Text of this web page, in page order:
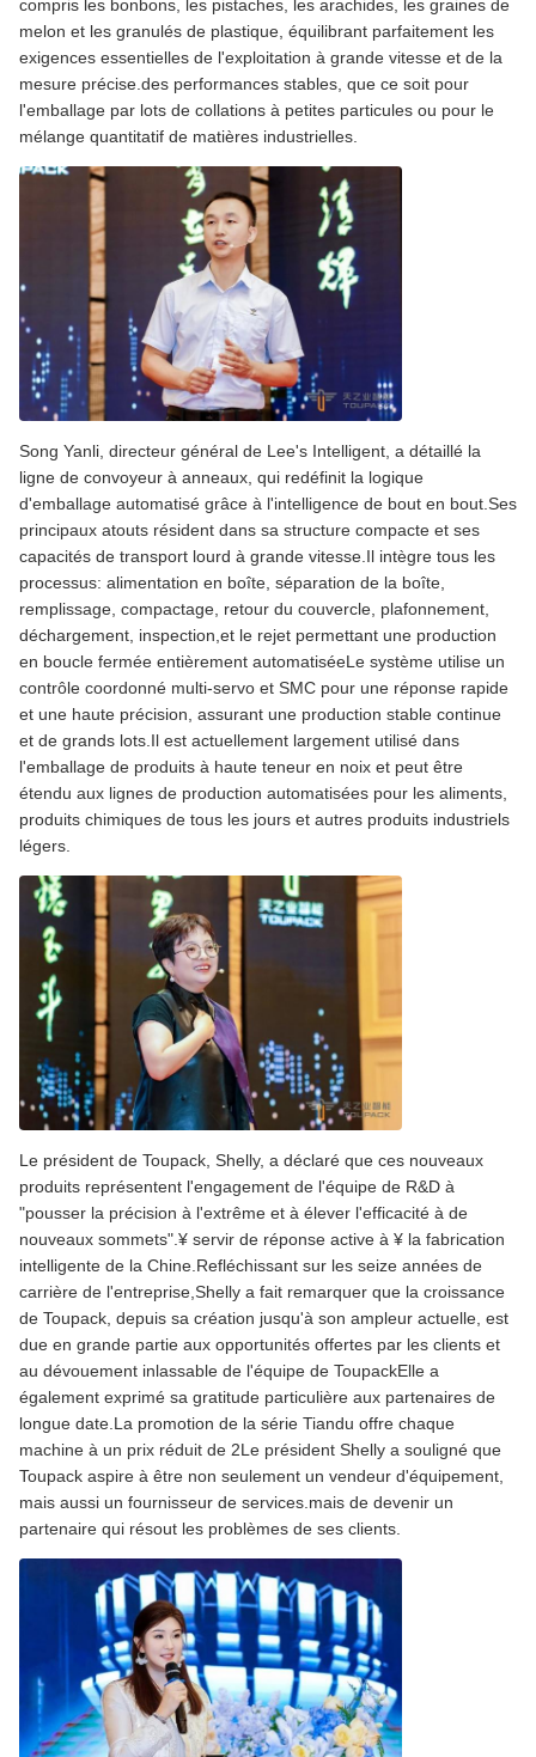
compris les bonbons, les pistaches, les arachides, les graines de
melon et les granulés de plastique, équilibrant parfaitement les
exigences essentielles de l'exploitation à grande vitesse et de la
mesure précise.des performances stables, que ce soit pour
l'emballage par lots de collations à petites particules ou pour le
mélange quantitatif de matières industrielles.
Song Yanli, directeur général de Lee's Intelligent, a détaillé la
ligne de convoyeur à anneaux, qui redéfinit la logique
d'emballage automatisé grâce à l'intelligence de bout en bout.Ses
principaux atouts résident dans sa structure compacte et ses
capacités de transport lourd à grande vitesse.Il intègre tous les
processus: alimentation en boîte, séparation de la boîte,
remplissage, compactage, retour du couvercle, plafonnement,
déchargement, inspection,et le rejet permettant une production
en boucle fermée entièrement automatiséeLe système utilise un
contrôle coordonné multi-servo et SMC pour une réponse rapide
et une haute précision, assurant une production stable continue
et de grands lots.Il est actuellement largement utilisé dans
l'emballage de produits à haute teneur en noix et peut être
étendu aux lignes de production automatisées pour les aliments,
produits chimiques de tous les jours et autres produits industriels
légers.
Le président de Toupack, Shelly, a déclaré que ces nouveaux
produits représentent l'engagement de l'équipe de R&D à
"pousser la précision à l'extrême et à élever l'efficacité à de
nouveaux sommets".¥ servir de réponse active à ¥ la fabrication
intelligente de la Chine.Refléchissant sur les seize années de
carrière de l'entreprise,Shelly a fait remarquer que la croissance
de Toupack, depuis sa création jusqu'à son ampleur actuelle, est
due en grande partie aux opportunités offertes par les clients et
au dévouement inlassable de l'équipe de ToupackElle a
également exprimé sa gratitude particulière aux partenaires de
longue date.La promotion de la série Tiandu offre chaque
machine à un prix réduit de 2Le président Shelly a souligné que
Toupack aspire à être non seulement un vendeur d'équipement,
mais aussi un fournisseur de services.mais de devenir un
partenaire qui résout les problèmes de ses clients.